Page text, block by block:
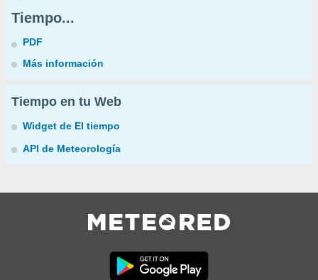
Tiempo...
PDF
Más información
Tiempo en tu Web
Widget de El tiempo
API de Meteorología